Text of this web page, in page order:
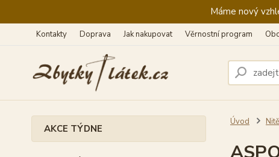
Máme nový
Kontakty Doprava Jak nakupovat Věrnostní program
AKCE TÝDNE
Úvod Nitě